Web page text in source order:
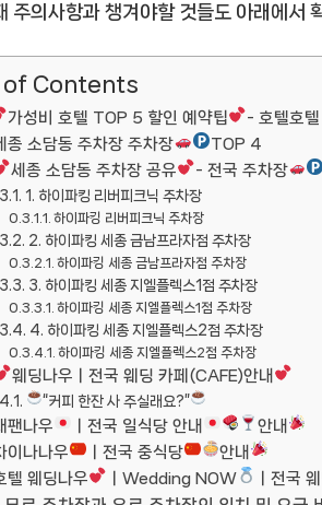
주의사항과 챙겨야할 것들도 아래에서
of Contents
가성비 호텔 TOP 5 할인 예약팁
- 호텔호
종 소담동 주차장 주차장
TOP 4
세종 소담동 주차장 공유
- 전국 주차장
1. 하이파킹 리버피크닉 주차장
하이파킹 리버피크닉 주차장
2. 하이파킹 세종 금남프라자점 주차장
하이파킹 세종 금남프라자점 주차장
3. 하이파킹 세종 지엘플렉스1점 주차장
하이파킹 세종 지엘플렉스1점 주차장
4. 하이파킹 세종 지엘플렉스2점 주차장
하이파킹 세종 지엘플렉스2점 주차장
웨딩나우ㅣ전국 웨딩 카페(CAFE)안내
“커피 한잔 사 주실래요?”
팬나우 ㅣ전국 일식당 안내
안내
이나나우
ㅣ전국 중식당
안내
텔 웨딩나우
ㅣWedding NOW ㅣ전국